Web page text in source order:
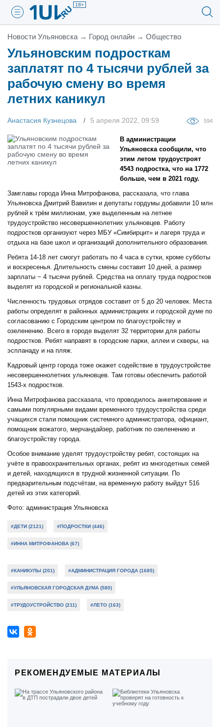
18+
Новости Ульяновска → Город онлайн → Общество
Ульяновским подросткам
заплатят по 4 тысячи рублей за
рабочую смену во время
летних каникул
Анастасия Кузнецова 5 апреля 2022, 09:59 594
В администрации
Ульяновска сообщили, что
этим летом трудоустроят
4543 подростка, что на 1772
больше, чем в 2021 году.
Замглавы города Инна Митрофанова, рассказала, что глава
Ульяновска Дмитрий Вавилин и депутаты гордумы добавили 10 млн
рублей к трём миллионам, уже выделенным на летнее
трудоустройство несовершеннолетних ульяновцев. Работу
подростков организуют через МБУ «Симбирцит» и лагеря труда и
отдыха на базе школ и организаций дополнительного образования.
Ребята 14-18 лет смогут работать по 4 часа в сутки, кроме субботы
и воскресенья. Длительность смены составит 10 дней, а размер
зарплаты − 4 тысячи рублей. Средства на оплату труда подростков
выделят из городской и региональной казны.
Численность трудовых отрядов составит от 5 до 20 человек. Места
работы определят в районных администрациях и городской думе по
согласованию с Городским центром по благоустройству и
озеленению. Всего в городе выделят 32 территории для работы
подростков. Ребят направят в городские парки, аллеи и скверы, на
эспланаду и на пляж.
Кадровый центр города тоже окажет содействие в трудоустройстве
несовершеннолетних ульяновцев. Там готовы обеспечить работой
1543-х подростков.
Инна Митрофанова рассказала, что проводилось анкетирование и
самыми популярными видами временного трудоустройства среди
учащихся стали помощник системного администратора, официант,
помощник вожатого, мерчандайзер, работник по озеленению и
благоустройству города.
Особое внимание уделят трудоустройству ребят, состоящих на
учёте в правоохранительных органах, ребят из многодетных семей
и детей, находящихся в трудной жизненной ситуации. По
предварительным подсчётам, на временную работу выйдут 516
детей из этих категорий.
Фото: администрация Ульяновска
#ДЕТИ (2121) #ПОДРОСТКИ (446)
#ИННА МИТРОФАНОВА (67)
#КАНИКУЛЫ (201) #АДМИНИСТРАЦИЯ ГОРОДА (1685)
#УЛЬЯНОВСКАЯ ГОРОДСКАЯ ДУМА (580)
#ТРУДОУСТРОЙСТВО (211) #ЛЕТО (163)
РЕКОМЕНДУЕМЫЕ МАТЕРИАЛЫ